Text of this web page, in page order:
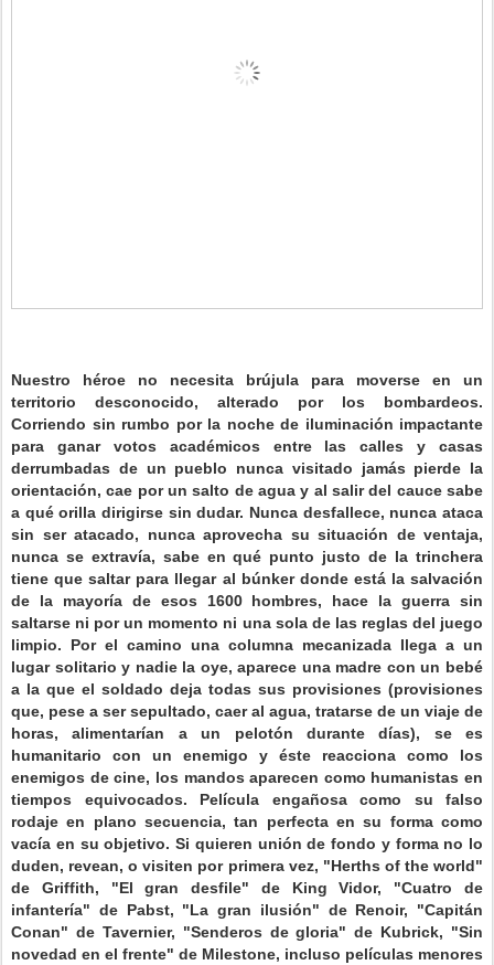
Nuestro héroe no necesita brújula para moverse en un
territorio desconocido, alterado por los bombardeos.
Corriendo sin rumbo por la noche de iluminación impactante
para ganar votos académicos entre las calles y casas
derrumbadas de un pueblo nunca visitado jamás pierde la
orientación, cae por un salto de agua y al salir del cauce sabe
a qué orilla dirigirse sin dudar. Nunca desfallece, nunca ataca
sin ser atacado, nunca aprovecha su situación de ventaja,
nunca se extravía, sabe en qué punto justo de la trinchera
tiene que saltar para llegar al búnker donde está la salvación
de la mayoría de esos 1600 hombres, hace la guerra sin
saltarse ni por un momento ni una sola de las reglas del juego
limpio. Por el camino una columna mecanizada llega a un
lugar solitario y nadie la oye, aparece una madre con un bebé
a la que el soldado deja todas sus provisiones (provisiones
que, pese a ser sepultado, caer al agua, tratarse de un viaje de
horas, alimentarían a un pelotón durante días), se es
humanitario con un enemigo y éste reacciona como los
enemigos de cine, los mandos aparecen como humanistas en
tiempos equivocados. Película engañosa como su falso
rodaje en plano secuencia, tan perfecta en su forma como
vacía en su objetivo. Si quieren unión de fondo y forma no lo
duden, revean, o visiten por primera vez, "Herths of the world"
de Griffith, "El gran desfile" de King Vidor, "Cuatro de
infantería" de Pabst, "La gran ilusión" de Renoir, "Capitán
Conan" de Tavernier, "Senderos de gloria" de Kubrick, "Sin
novedad en el frente" de Milestone, incluso películas menores